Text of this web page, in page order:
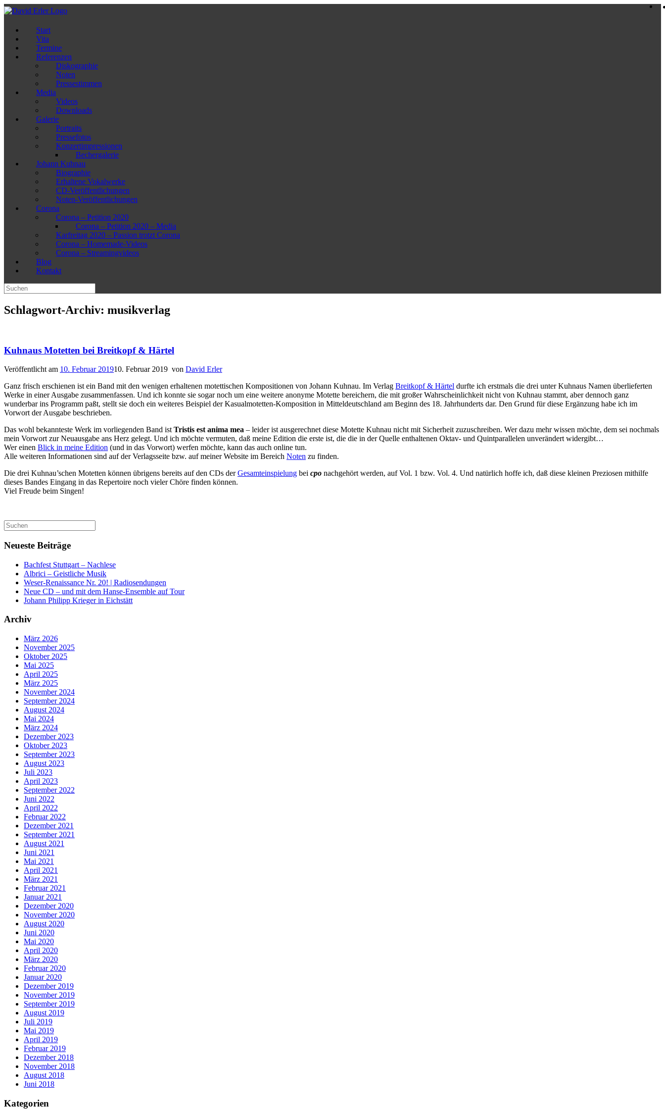
Zum
Inhalt
Start
Vita
Termine
Referenzen
Diskographie
Noten
Pressestimmen
Media
Videos
Downloads
Galerie
Portraits
Pressefotos
Konzertimpressionen
Bechergalerie
Johann Kuhnau
Biographie
Erhaltene Vokalwerke
CD-Veröffentlichungen
Noten-Veröffentlichungen
Corona
Corona – Petition 2020
Corona – Petition 2020 – Media
Karfreitag 2020 – Passion trotzt Corona
Corona – Homemade-Videos
Corona – Streamingvideos
Blog
Kontakt
Suchen
nach:
Schlagwort-Archiv: musikverlag
Kuhnaus Motetten bei Breitkopf & Härtel
Veröffentlicht am 10. Februar 201910. Februar 2019 von David Erler
Ganz frisch erschienen ist ein Band mit den wenigen erhaltenen motettischen Kompositionen von Johann Kuhnau. Im Verlag Breitkopf & Härtel durfte ich erstmals die drei unter Kuhnaus Namen überlieferten
Werke in einer Ausgabe zusammenfassen. Und ich konnte sie sogar noch um eine weitere anonyme Motette bereichern, die mit großer Wahrscheinlichkeit nicht von Kuhnau stammt, aber dennoch ganz
wunderbar ins Programm paßt, stellt sie doch ein weiteres Beispiel der Kasualmotetten-Komposition in Mitteldeutschland am Beginn des 18. Jahrhunderts dar. Den Grund für diese Ergänzung habe ich im
Vorwort der Ausgabe beschrieben.
Das wohl bekannteste Werk im vorliegenden Band ist Tristis est anima mea – leider ist ausgerechnet diese Motette Kuhnau nicht mit Sicherheit zuzuschreiben. Wer dazu mehr wissen möchte, dem sei nochmals
mein Vorwort zur Neuausgabe ans Herz gelegt. Und ich möchte vermuten, daß meine Edition die erste ist, die die in der Quelle enthaltenen Oktav- und Quintparallelen unverändert widergibt…
Wer einen Blick in meine Edition (und in das Vorwort) werfen möchte, kann das auch online tun.
Alle weiteren Informationen sind auf der Verlagsseite bzw. auf meiner Website im Bereich Noten zu finden.
Die drei Kuhnau’schen Motetten können übrigens bereits auf den CDs derGesamteinspielung bei cpo nachgehört werden, auf Vol. 1 bzw. Vol. 4. Und natürlich hoffe ich, daß diese kleinen Preziosen mithilfe
dieses Bandes Eingang in das Repertoire noch vieler Chöre finden können.
Viel Freude beim Singen!
Suchen
nach:
Neueste Beiträge
Bachfest Stuttgart – Nachlese
Albrici – Geistliche Musik
Weser-Renaissance Nr. 20! | Radiosendungen
Neue CD – und mit dem Hanse-Ensemble auf Tour
Johann Philipp Krieger in Eichstätt
Archiv
März 2026
November 2025
Oktober 2025
Mai 2025
April 2025
März 2025
November 2024
September 2024
August 2024
Mai 2024
März 2024
Dezember 2023
Oktober 2023
September 2023
August 2023
Juli 2023
April 2023
September 2022
Juni 2022
April 2022
Februar 2022
Dezember 2021
September 2021
August 2021
Juni 2021
Mai 2021
April 2021
März 2021
Februar 2021
Januar 2021
Dezember 2020
November 2020
August 2020
Juni 2020
Mai 2020
April 2020
März 2020
Februar 2020
Januar 2020
Dezember 2019
November 2019
September 2019
August 2019
Juli 2019
Mai 2019
April 2019
Februar 2019
Dezember 2018
November 2018
August 2018
Juni 2018
Kategorien